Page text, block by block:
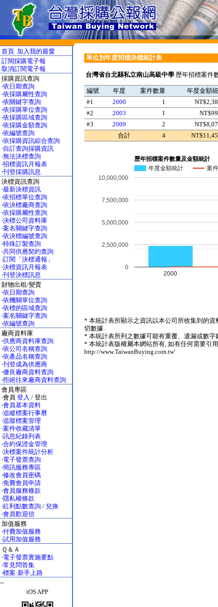
首頁 加入我的最愛
訂閱採購電子報
取消訂閱電子報
採購資訊查詢
‧依日期查詢
‧依採購屬性查詢
‧依關鍵字查詢
‧依採購單位查詢
‧依採購區域查詢
‧依採購金額查詢
‧依編號查詢
‧依採購資訊綜合查詢
‧自訂查詢採購資訊
‧無法決標查詢
‧招標資訊月報表
‧刊登採購訊息
決標資訊查詢
‧最新決標資訊
‧依招標單位查詢
‧依決標廠商查詢
‧依採購屬性查詢
‧決標公司資料庫
‧案名關鍵字查詢
‧依決標編號查詢
‧特殊訂製查詢
‧共同供應契約查詢
‧訂閱「決標通報」
‧決標資訊月報表
‧刊登決標訊息
財物出租/變賣
‧依日期查詢
‧依機關單位查詢
‧依標的區域查詢
‧案名關鍵字查詢
‧依編號查詢
廠商資料庫
‧供應商資料庫查詢
‧依公司名稱查詢
‧依產品名稱查詢
‧刊登成為供應商
‧優良廠商資料查詢
‧拒絕往來廠商資料查詢
會員專區
‧會員 登入 / 登出
‧會員基本資料
‧追縱標案行事曆
‧追蹤標案管理
‧案件收藏清單
‧訊息紀錄列表
‧合約保證金管理
‧決標案件統計分析
‧電子發票查詢
‧簡訊服務專區
‧修改會員密碼
‧免費會員申請
‧會員服務條款
‧隱私權條款
‧紅利點數查詢 / 兌換
‧會員歡迎信
加值服務
‧付費加值服務
‧試用加值服務
Ｑ＆Ａ
‧電子發票實施要點
‧常見問答集
‧標案:新手上路
--
iOS APP
單位別年度招標決標統計表
台灣省台北縣私立南山高級中學 歷年招標案件
編號 年度 案件數量
年度金額
#1
2000 1
#2
2003 1
#3
2009 2
合計
4
歷年招標案件數量及金額統計
年度金額統計
案
2000
0
2,500,000
5,000,000
7,500,000
10,000,000
* 本統計表所顯示之資訊以本公司所收集到的
切數據.
* 本統計表所列之數據可能有重覆、遺漏或數
* 本統計表版權屬本網站所有, 如有任何需要引
http://www.TaiwanBuying.com.tw'